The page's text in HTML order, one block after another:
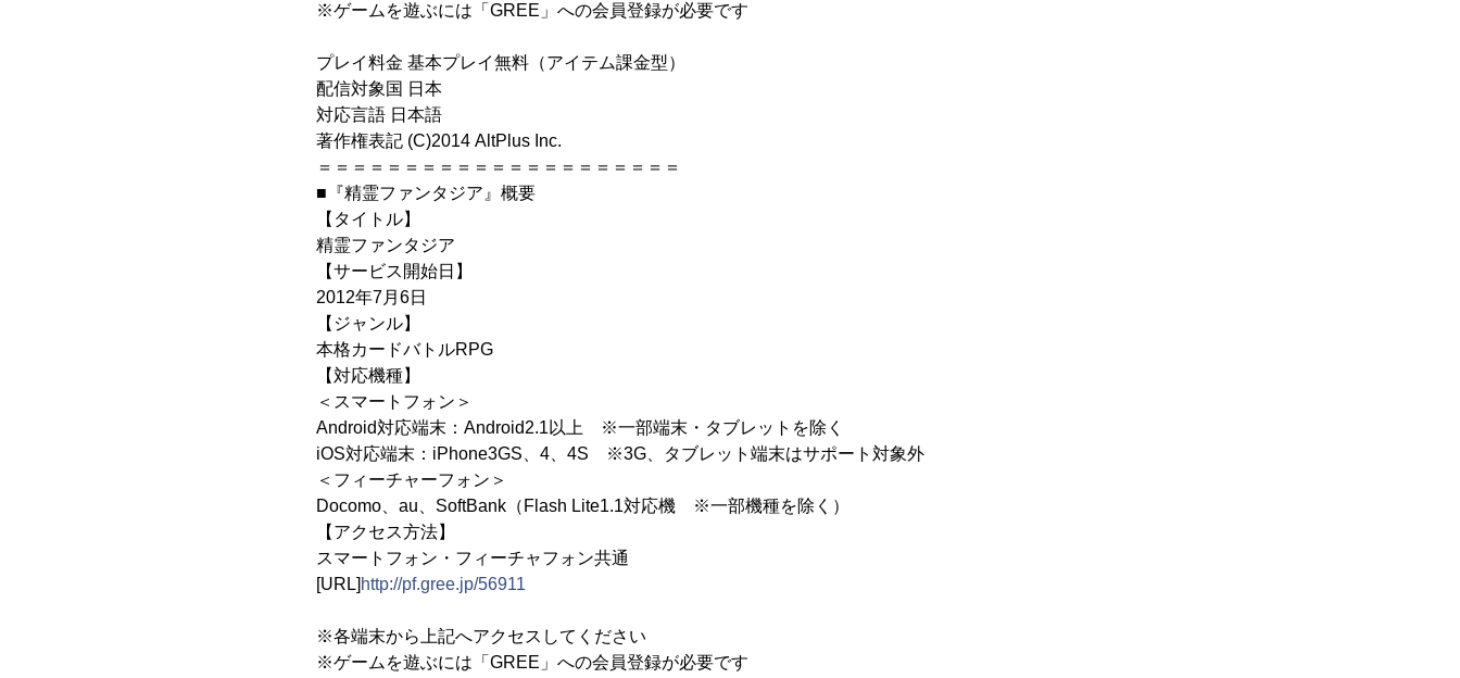
※ゲームを遊ぶには「GREE」への会員登録が必要です
プレイ料金 基本プレイ無料（アイテム課金型）
配信対象国 日本
対応言語 日本語
著作権表記 (C)2014 AltPlus Inc.
＝＝＝＝＝＝＝＝＝＝＝＝＝＝＝＝＝＝＝＝＝
■『精霊ファンタジア』概要
【タイトル】
精霊ファンタジア
【サービス開始日】
2012年7月6日
【ジャンル】
本格カードバトルRPG
【対応機種】
＜スマートフォン＞
Android対応端末：Android2.1以上 ※一部端末・タブレットを除く
iOS対応端末：iPhone3GS、4、4S ※3G、タブレット端末はサポート対象外
＜フィーチャーフォン＞
Docomo、au、SoftBank（Flash Lite1.1対応機 ※一部機種を除く）
【アクセス方法】
スマートフォン・フィーチャフォン共通
[URL] http://pf.gree.jp/56911
※各端末から上記へアクセスしてください
※ゲームを遊ぶには「GREE」への会員登録が必要です